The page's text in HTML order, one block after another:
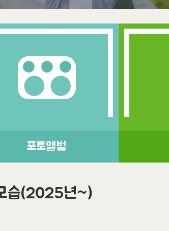
포토앨범
습(2025년~)